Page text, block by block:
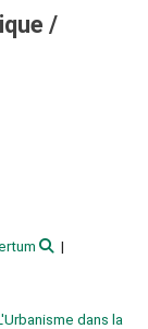
/
dans la